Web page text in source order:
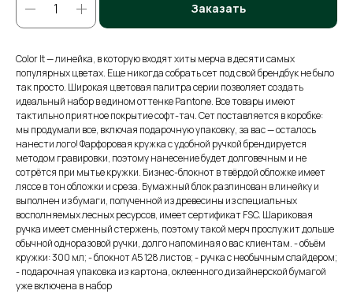
Заказать
Color It — линейка, в которую входят хиты мерча в десяти самых
популярных цветах. Еще никогда собрать сет под свой брендбук не было
так просто. Широкая цветовая палитра серии позволяет создать
идеальный набор в едином оттенке Pantone. Все товары имеют
тактильно приятное покрытие софт-тач. Сет поставляется в коробке:
мы продумали все, включая подарочную упаковку, за вас — осталось
нанести лого! Фарфоровая кружка с удобной ручкой брендируется
методом гравировки, поэтому нанесение будет долговечным и не
сотрётся при мытье кружки. Бизнес-блокнот в твёрдой обложке имеет
ляссе в тон обложки и среза. Бумажный блок разлинован в линейку и
выполнен из бумаги, полученной из древесины из специальных
восполняемых лесных ресурсов, имеет сертификат FSC. Шариковая
ручка имеет сменный стержень, поэтому такой мерч прослужит дольше
обычной одноразовой ручки, долго напоминая о вас клиентам. - объём
кружки: 300 мл; - блокнот А5 128 листов; - ручка с необычным слайдером;
- подарочная упаковка из картона, оклеенного дизайнерской бумагой
уже включена в набор